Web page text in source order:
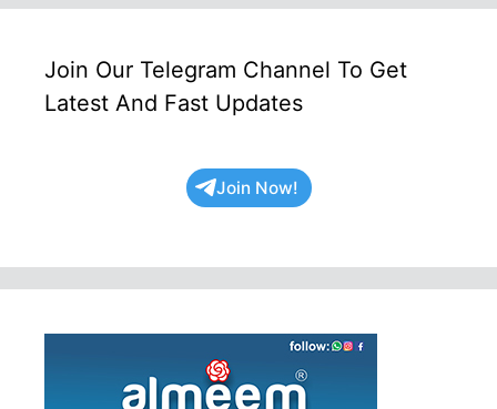
Join Our Telegram Channel To Get
Latest And Fast Updates
Join Now!